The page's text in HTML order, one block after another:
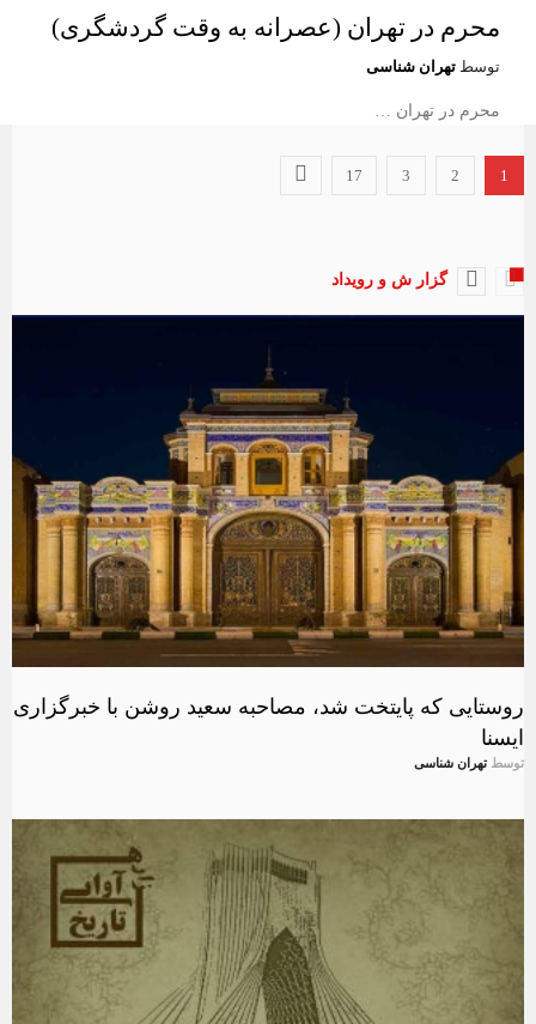
محرم در تهران (عصرانه به وقت گردشگری)
توسط تهران شناسی
محرم در تهران …
1
2
3
17
گزار ش و رویداد
روستایی که پایتخت شد، مصاحبه سعید روشن با خبرگزاری
ایسنا
توسطتهران شناسی